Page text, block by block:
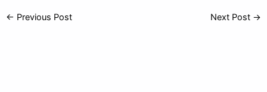
s e
← Previous Post Next Post →